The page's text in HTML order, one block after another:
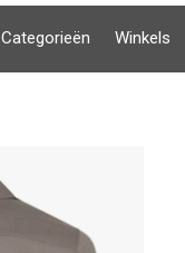
Categorieën Winkels